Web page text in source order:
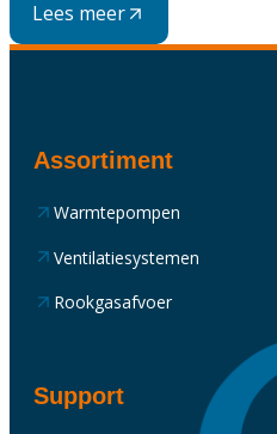
Lees meer
Assortiment
Warmtepompen
Ventilatiesystemen
Rookgasafvoer
Support